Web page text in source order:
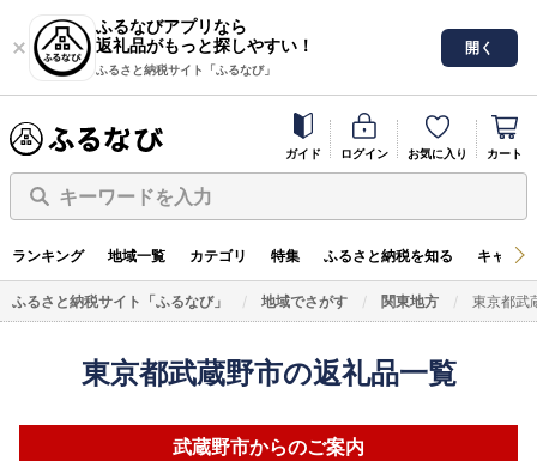
ふるなびアプリなら
返礼品がもっと探しやすい！
ふるさと納税サイト「ふるなび」
開く
ガイド ログイン お気に入り カート
キーワードを入力
ランキング 地域一覧 カテゴリ 特集 ふるさと納税を知る キャン
ふるさと納税サイト「ふるなび」 地域でさがす 関東地方 東京都武
東京都武蔵野市の返礼品一覧
武蔵野市からのご案内